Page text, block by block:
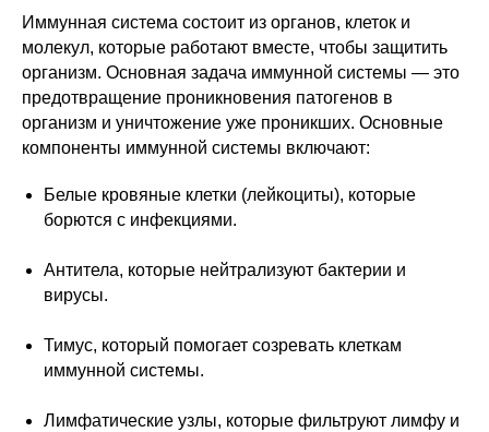
Иммунная система состоит из органов, клеток и
молекул, которые работают вместе, чтобы защитить
организм. Основная задача иммунной системы — это
предотвращение проникновения патогенов в
организм и уничтожение уже проникших. Основные
компоненты иммунной системы включают:
Белые кровяные клетки (лейкоциты), которые
борются с инфекциями.
Антитела, которые нейтрализуют бактерии и
вирусы.
Тимус, который помогает созревать клеткам
иммунной системы.
Лимфатические узлы, которые фильтруют лимфу и